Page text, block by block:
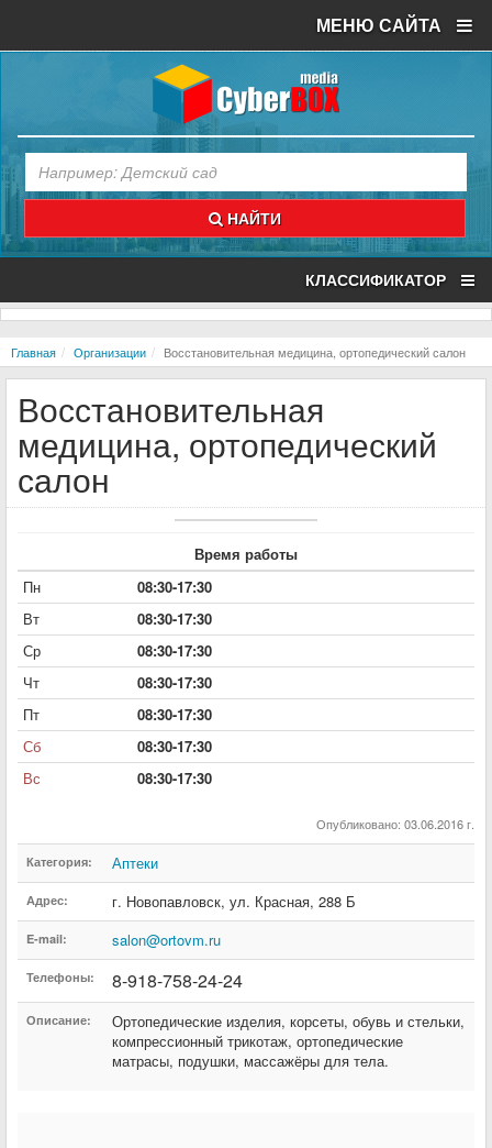
МЕНЮ САЙТА
НАЙТИ
КЛАССИФИКАТОР
Главная Организации Восстановительная медицина, ортопедический салон
Восстановительная
медицина, ортопедический
салон
Время работы
Пн
08:30-17:30
Вт
08:30-17:30
Ср
08:30-17:30
Чт
08:30-17:30
Пт
08:30-17:30
Сб
08:30-17:30
Вс
08:30-17:30
Опубликовано: 03.06.2016 г.
Категория: Аптеки
Адрес: г. Новопавловск, ул. Красная, 288 Б
E-mail: salon@ortovm.ru
Телефоны: 8-918-758-24-24
Описание:
Ортопедические изделия, корсеты, обувь и стельки,
компрессионный трикотаж, ортопедические
матрасы, подушки, массажёры для тела.